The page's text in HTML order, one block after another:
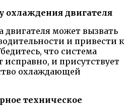
охлаждения двигателя
двигателя может вызвать
и привести к
что система
исправно, и присутствует
охлаждающей
техническое